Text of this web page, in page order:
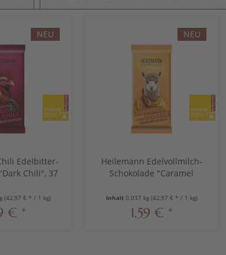
NEU
Edelbitter-
Chili", 37
(42,97 € * / 1 kg)
€ *
NEU
Heilemann Edelvollmilch-
Schokolade "Caramel
Kaffee, 37 g
Inhalt 0.037 kg (42,97 € * / 1 kg)
1,59 € *